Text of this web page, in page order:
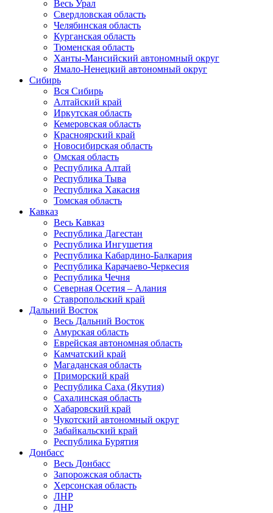
Весь Урал
Свердловская область
Челябинская область
Курганская область
Тюменская область
Ханты-Мансийский автономный округ
Ямало-Ненецкий автономный округ
Сибирь
Вся Сибирь
Алтайский край
Иркутская область
Кемеровская область
Красноярский край
Новосибирская область
Омская область
Республика Алтай
Республика Тыва
Республика Хакасия
Томская область
Кавказ
Весь Кавказ
Республика Дагестан
Республика Ингушетия
Республика Кабардино-Балкария
Республика Карачаево-Черкесия
Республика Чечня
Северная Осетия – Алания
Ставропольский край
Дальний Восток
Весь Дальний Восток
Амурская область
Еврейская автономная область
Камчатский край
Магаданская область
Приморский край
Республика Саха (Якутия)
Сахалинская область
Хабаровский край
Чукотский автономный округ
Забайкальский край
Республика Бурятия
Донбасс
Весь Донбасс
Запорожская область
Херсонская область
ЛНР
ДНР